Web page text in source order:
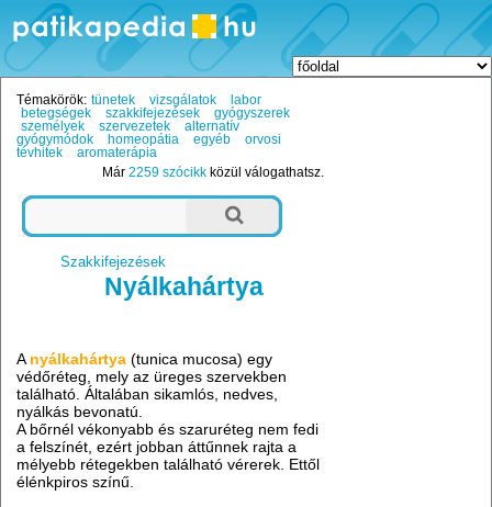
Témakörök: tünetek vizsgálatok
labor
betegségek
szakkifejezések
gyógyszerek
személyek
szervezetek
alternatív
gyógymódok
homeopátia egyéb
orvosi
tévhitek
aromaterápia
Már2259 szócikk közül válogathatsz.
Szakkifejezések
Nyálkahártya
A nyálkahártya (tunica mucosa) egy
védőréteg, mely az üreges szervekben
található. Általában sikamlós, nedves,
nyálkás bevonatú.
A bőrnél vékonyabb és szaruréteg nem fedi
a felszínét, ezért jobban áttűnnek rajta a
mélyebb rétegekben található vérerek. Ettől
élénkpiros színű.